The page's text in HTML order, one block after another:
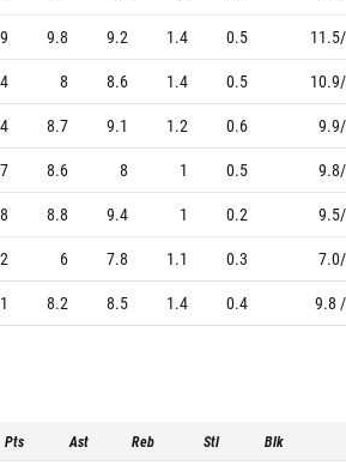
9.8 9.2 1.4 0.5
8 8.6 1.4 0.5
8.7 9.1 1.2 0.6
8.6 8 1 0.5
8.8 9.4 1 0.2
6 7.8 1.1 0.3
8.2 8.5 1.4 0.4 9.8
Pts Ast Reb Stl Blk